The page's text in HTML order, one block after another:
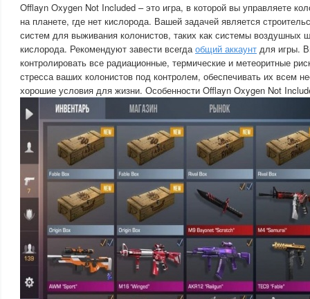
Offlayn Oxygen Not Included – это игра, в которой вы управляете
на планете, где нет кислорода. Вашей задачей является
систем для выживания колонистов, таких как системы воздушных
кислорода. Рекомендуют завести всегдаобщий аккаунт для игры.
контролировать все радиационные, термические и метеоритные
стресса ваших колонистов под контролем, обеспечивать их всем
хорошие условия для жизни. Особенности Offlayn Oxygen Not